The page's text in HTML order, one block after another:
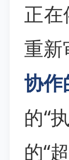
正在
重新
协作
的“
的“